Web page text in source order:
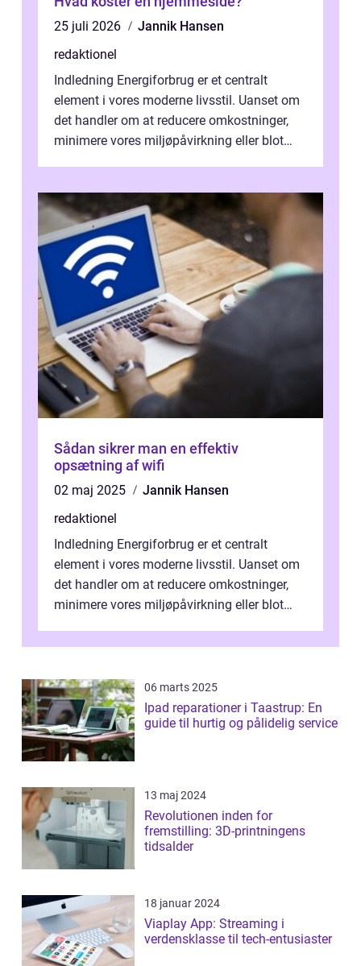
25 juli 2026
Jannik Hansen
redaktionel
Indledning Energiforbrug er et centralt
element i vores moderne livsstil. Uanset om
det handler om at reducere omkostninger,
minimere vores miljøpåvirkning eller blot
Sådan sikrer man en effektiv
opsætning af wifi
02 maj 2025
Jannik Hansen
redaktionel
Indledning Energiforbrug er et centralt
element i vores moderne livsstil. Uanset om
det handler om at reducere omkostninger,
minimere vores miljøpåvirkning eller blot
06 marts 2025
Ipad reparationer i Taastrup: En
guide til hurtig og pålidelig service
13 maj 2024
Revolutionen inden for
fremstilling: 3D-printningens
tidsalder
18 januar 2024
Viaplay App: Streaming i
verdensklasse til tech-entusiaster